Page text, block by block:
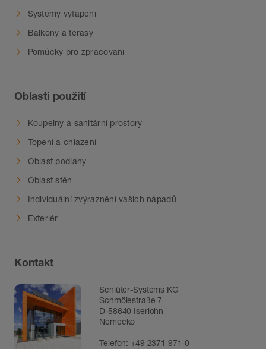
Systémy vytápění
Balkony a terasy
Pomůcky pro zpracování
Oblasti použití
Koupelny a sanitární prostory
Topení a chlazení
Oblast podlahy
Oblast stěn
Individuální zvýraznění vašich nápadů
Exteriér
Kontakt
Schlüter-Systems KG
Schmölestraße 7
D-58640 Iserlohn
Německo
Telefon:+49 2371 971-0